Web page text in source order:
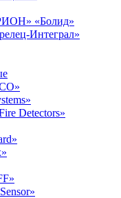
«Болид»
Интеграл»
Detectors»